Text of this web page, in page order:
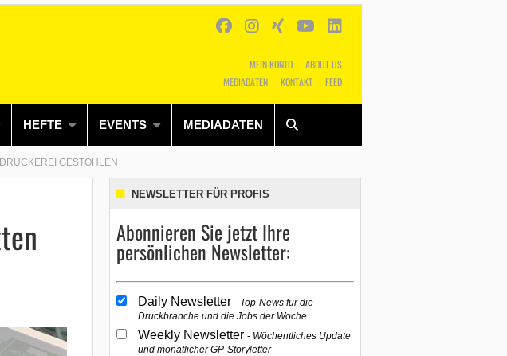
MEIN KONTO
ABOUT US
MEDIADATEN
KONTAKT FEED
HEFTE EVENTS MEDIADATEN
Alles Shop SUCHEN
GESTOHLEN
NEWSLETTER FÜR PROFIS
Abonnieren Sie jetzt Ihre
persönlichen Newsletter:
Daily Newsletter Top-News für die
Druckbranche und die Jobs der Woche
Weekly Newsletter Wöchentliches Update
und monatlicher GP-Storyletter